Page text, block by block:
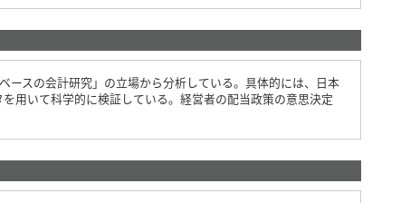
ースの会計研究」の立場から分析している。具体的には、日本
用いて科学的に検証している。経営者の配当政策の意思決定